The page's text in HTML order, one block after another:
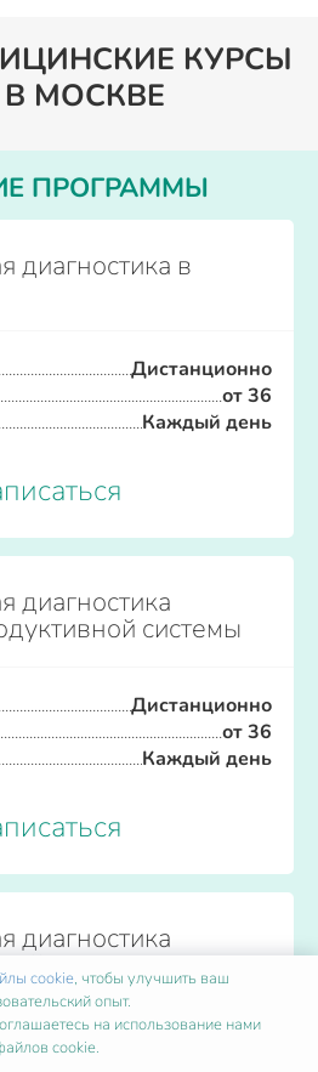
КУРСЫ
В МОСКВЕ
ПРОГРАММЫ
диагностика в
Дистанционно
от 36
Каждый день
диагностика
системы
Дистанционно
от 36
Каждый день
диагностика
полости
cookie, чтобы улучшить ваш
опыт.
на использование нами
cookie.